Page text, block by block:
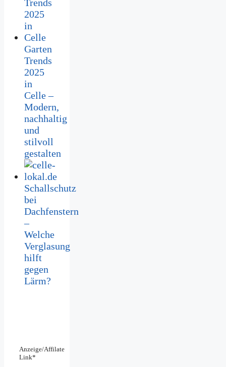
Garten
Trends
2025
in
Celle –
Modern,
nachhaltig
und
stilvoll
gestalten
Schallschutz
bei
Dachfenstern
–
Welche
Verglasung
hilft
gegen
Lärm?
Anzeige/Affilate
Link*